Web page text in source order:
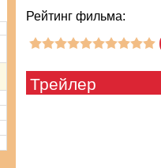
Рейтинг фильма:
Трейлер